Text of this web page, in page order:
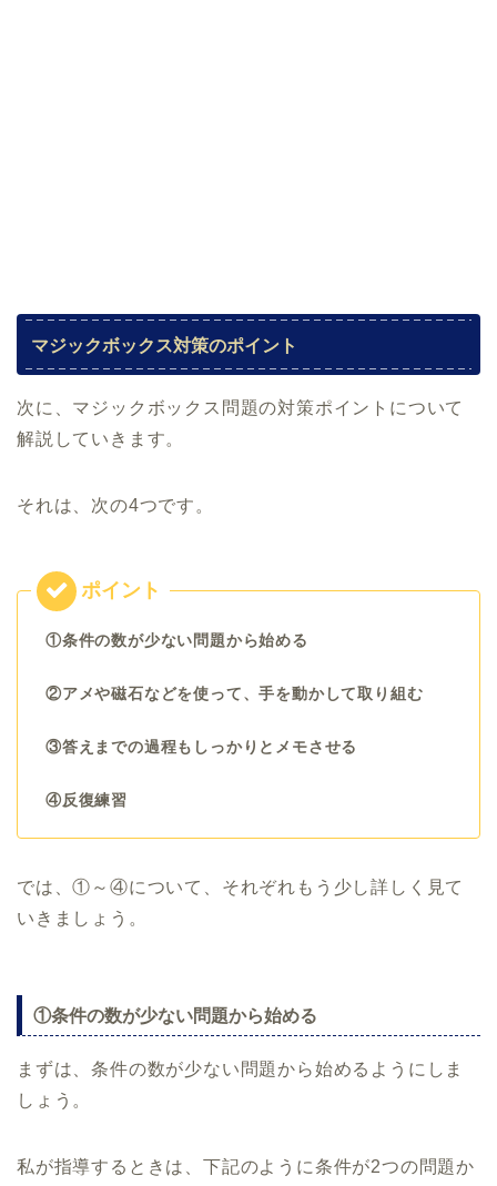
マジックボックス対策のポイント
次に、マジックボックス問題の対策ポイントについて
解説していきます。
それは、次の4つです。
①条件の数が少ない問題から始める
②アメや磁石などを使って、手を動かして取り組む
③答えまでの過程もしっかりとメモさせる
④反復練習
では、①～④について、それぞれもう少し詳しく見て
いきましょう。
①条件の数が少ない問題から始める
まずは、条件の数が少ない問題から始めるようにしま
しょう。
私が指導するときは、下記のように条件が2つの問題か